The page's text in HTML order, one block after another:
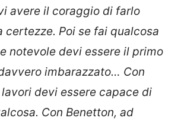
avere il coraggio di farlo
certezze. Poi se fai qualcosa
notevole devi essere il primo
imbarazzato… Con
devi essere capace di
Con Benetton, ad